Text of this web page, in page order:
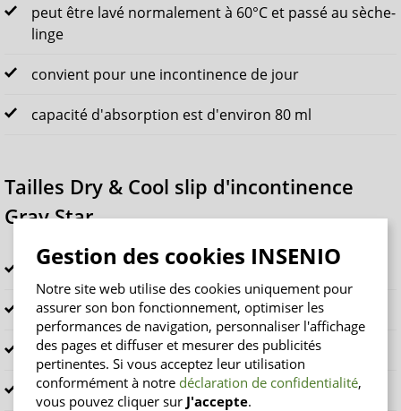
peut être lavé normalement à 60°C et passé au sèche-
linge
convient pour une incontinence de jour
capacité d'absorption est d'environ 80 ml
Tailles Dry & Cool slip d'incontinence
Gray Star
110-116 (5-6 ans)
122-128 (7-8 ans)
134-140 (9-10 ans)
146-152 (11-12 ans)
Gestion des cookies INSENIO
Notre site web utilise des cookies uniquement pour
assurer son bon fonctionnement, optimiser les
performances de navigation, personnaliser l'affichage
des pages et diffuser et mesurer des publicités
pertinentes. Si vous acceptez leur utilisation
conformément à notre déclaration de confidentialité,
vous pouvez cliquer sur J'accepte.